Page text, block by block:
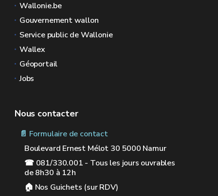
Wallonie.be
Gouvernement wallon
Service public de Wallonie
Wallex
Géoportail
Jobs
Nous contacter
📄 Formulaire de contact
Boulevard Ernest Mélot 30 5000 Namur
☎ 081/330.001 - Tous les jours ouvrables
de 8h30 à 12h
🏠︎ Nos Guichets (sur RDV)